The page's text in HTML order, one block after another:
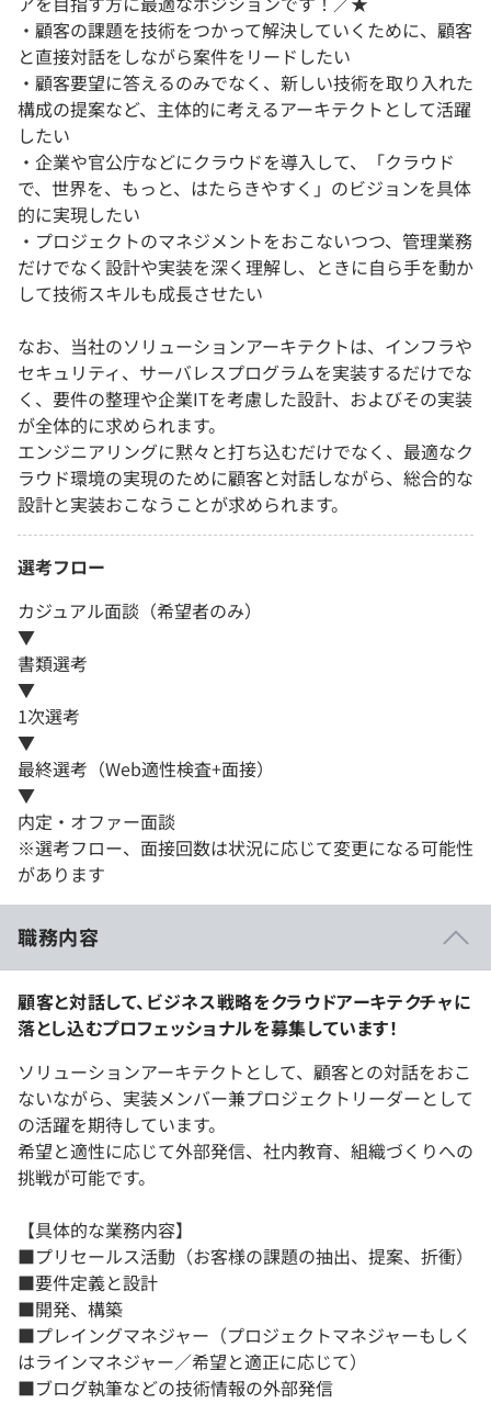
・顧客の課題を技術をつかって解決していくために、顧客
と直接対話をしながら案件をリードしたい
・顧客要望に答えるのみでなく、新しい技術を取り入れた
構成の提案など、主体的に考えるアーキテクトとして活躍
したい
・企業や官公庁などにクラウドを導入して、「クラウド
で、世界を、もっと、はたらきやすく」のビジョンを具体
的に実現したい
・プロジェクトのマネジメントをおこないつつ、管理業務
だけでなく設計や実装を深く理解し、ときに自ら手を動か
して技術スキルも成長させたい
なお、当社のソリューションアーキテクトは、インフラや
セキュリティ、サーバレスプログラムを実装するだけでな
く、要件の整理や企業ITを考慮した設計、およびその実装
が全体的に求められます。
エンジニアリングに黙々と打ち込むだけでなく、最適なク
ラウド環境の実現のために顧客と対話しながら、総合的な
設計と実装おこなうことが求められます。
選考フロー
カジュアル面談（希望者のみ）
▼
書類選考
▼
1次選考
▼
最終選考（Web適性検査+面接）
▼
内定・オファー面談
※選考フロー、面接回数は状況に応じて変更になる可能性
があります
職務内容
顧客と対話して、ビジネス戦略をクラウドアーキテクチャに
落とし込むプロフェッショナルを募集しています！
ソリューションアーキテクトとして、顧客との対話をおこ
ないながら、実装メンバー兼プロジェクトリーダーとして
の活躍を期待しています。
希望と適性に応じて外部発信、社内教育、組織づくりへの
挑戦が可能です。
【具体的な業務内容】
■プリセールス活動（お客様の課題の抽出、提案、折衝）
■要件定義と設計
■開発、構築
■プレイングマネジャー（プロジェクトマネジャーもしく
はラインマネジャー／希望と適正に応じて）
■ブログ執筆などの技術情報の外部発信